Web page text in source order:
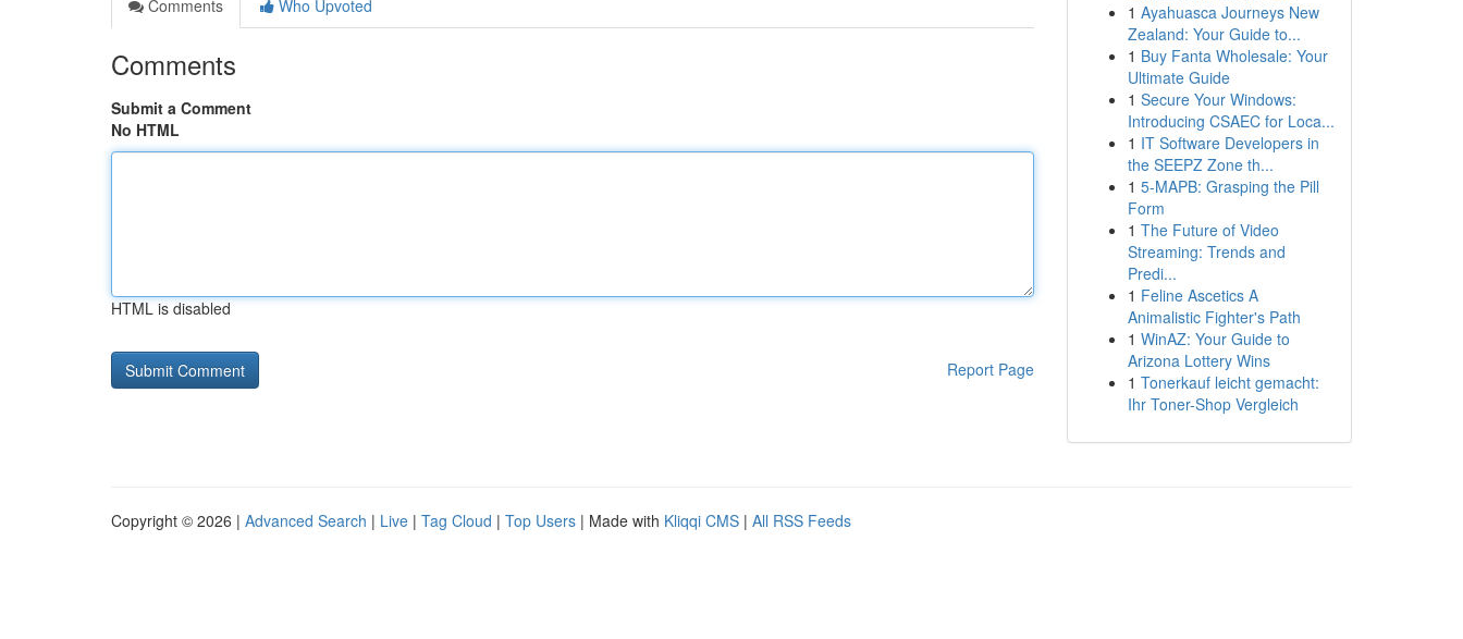
Comments
Who Upvoted
Comments
Submit a Comment
No HTML
HTML is disabled
Report Page
1 Ayahuasca Journeys New
Zealand: Your Guide to...
1 Buy Fanta Wholesale: Your
Ultimate Guide
1 Secure Your Windows:
Introducing CSAEC for Loca...
1 IT Software Developers in
the SEEPZ Zone th...
1 5-MAPB: Grasping the Pill
Form
1 The Future of Video
Streaming: Trends and
Predi...
1 Feline Ascetics A
Animalistic Fighter's Path
1 WinAZ: Your Guide to
Arizona Lottery Wins
1 Tonerkauf leicht gemacht:
Ihr Toner-Shop Vergleich
Copyright © 2026 | Advanced Search | Live | Tag Cloud | Top Users | Made with Kliqqi CMS | All RSS Feeds